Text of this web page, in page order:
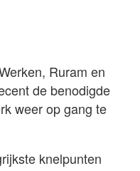
Ruram en
de benodigde
weer op gang te
knelpunten